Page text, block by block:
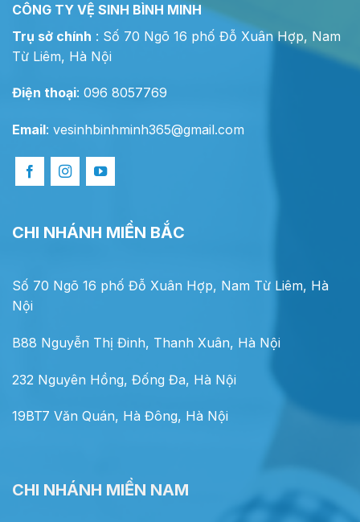
CÔNG TY VỆ SINH BÌNH MINH
Trụ sở chính : Số 70 Ngõ 16 phố Đỗ Xuân Hợp, Nam
Từ Liêm, Hà Nội
Điện thoại: 096 8057769
Email: vesinhbinhminh365@gmail.com
CHI NHÁNH MIỀN BẮC
Số 70 Ngõ 16 phố Đỗ Xuân Hợp, Nam Từ Liêm, Hà
Nội
B88 Nguyễn Thị Đinh, Thanh Xuân, Hà Nội
232 Nguyên Hồng, Đống Đa, Hà Nội
19BT7 Văn Quán, Hà Đông, Hà Nội
CHI NHÁNH MIỀN NAM